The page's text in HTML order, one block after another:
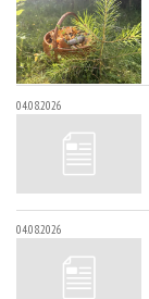
04.08.2026
04.08.2026